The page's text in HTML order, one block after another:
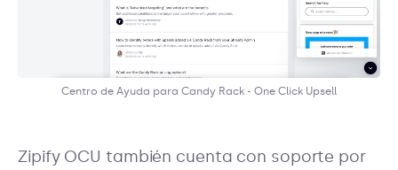
Centro de Ayuda para Candy Rack - One Click Upsell
Zipify OCU también cuenta con soporte por